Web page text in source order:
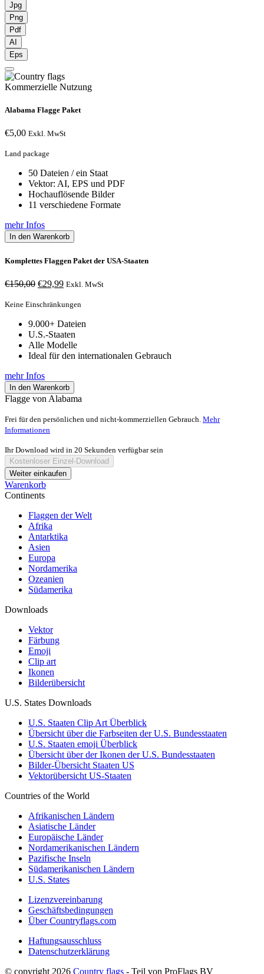
Jpg
Png
Pdf
AI
Eps
Kommerzielle Nutzung
Alabama Flagge Paket
€5,00 Exkl. MwSt
Land package
50 Dateien / ein Staat
Vektor: AI, EPS und PDF
Hochauflösende Bilder
11 verschiedene Formate
mehr Infos
In den Warenkorb
Komplettes Flaggen Paket der USA-Staaten
€150,00 Ursprünglicher
war:
€29,99Aktueller
ist:
Exkl. MwSt
Keine Einschränkungen
9.000+ Dateien
U.S.-Staaten
Alle Modelle
Ideal für den internationalen Gebrauch
mehr Infos
In den Warenkorb
Flagge von Alabama
Frei für den persönlichen und nicht-kommerziellen Gebrauch. Mehr
Informationen
Ihr Download wird in 20 Sekunden verfügbar sein
Kostenloser Einzel-Download
Weiter einkaufen
Warenkorb
Continents
Flaggen der Welt
Afrika
Antarktika
Asien
Europa
Nordamerika
Ozeanien
Südamerika
Downloads
Vektor
Färbung
Emoji
Clip art
Ikonen
Bilderübersicht
U.S. States Downloads
U.S. Staaten Clip Art Überblick
Übersicht über die Farbseiten der U.S. Bundesstaaten
U.S. Staaten emoji Überblick
Übersicht über der Ikonen der U.S. Bundesstaaten
Bilder-Übersicht Staaten US
Vektorübersicht US-Staaten
Countries of the World
Afrikanischen Ländern
Asiatische Länder
Europäische Länder
Nordamerikanischen Ländern
Pazifische Inseln
Südamerikanischen Ländern
U.S. States
Lizenzvereinbarung
Geschäftsbedingungen
Über Countryflags.com
Haftungsausschluss
Datenschutzerklärung
© copyright 2026 Country flags - Teil von ProFlags BV